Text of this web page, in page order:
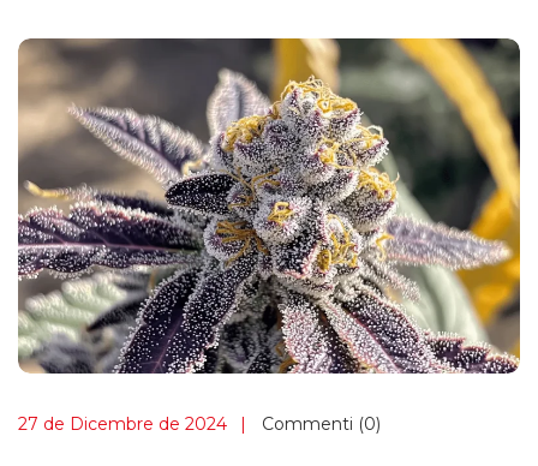
27 de Dicembre de 2024 Commenti (0)